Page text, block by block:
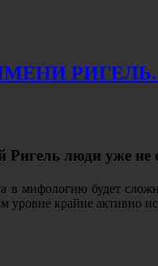
РИГЕЛЬ.
Ригель люди уже
в мифологию будет
уровне крайне активно